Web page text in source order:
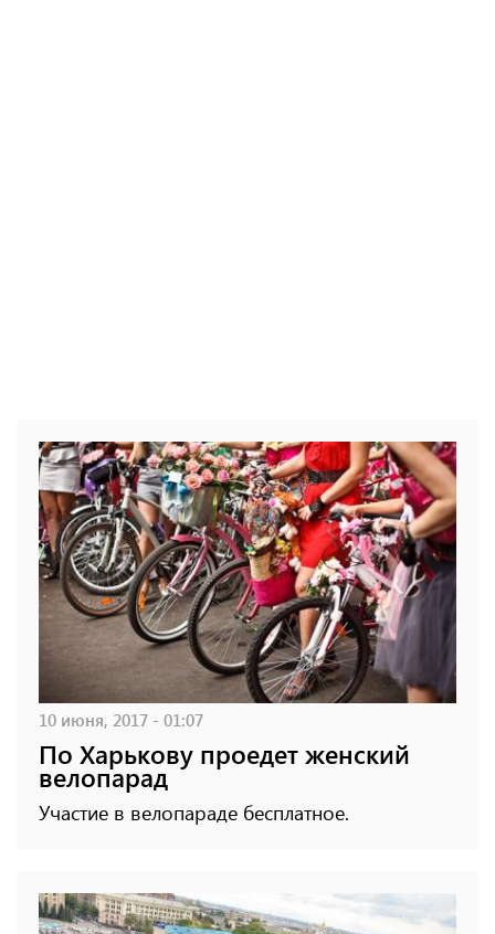
10 июня, 2017 - 01:07
По Харькову проедет женский
велопарад
Участие в велопараде бесплатное.